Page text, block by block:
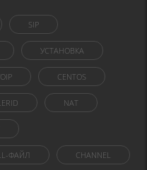
SIP
УСТАНОВКА
CENTOS
NAT
ФАЙЛ CHANNEL